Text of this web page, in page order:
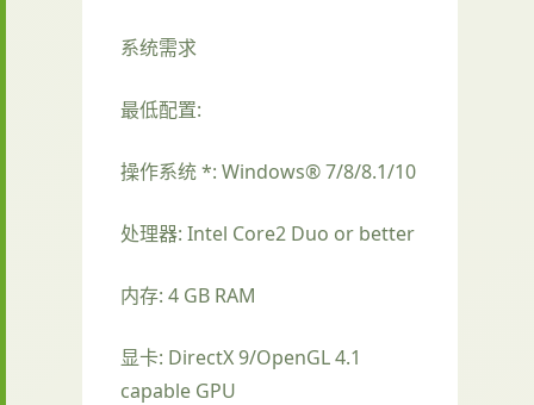
系统需求
最低配置:
操作系统 *: Windows® 7/8/8.1/10
处理器: Intel Core2 Duo or better
内存: 4 GB RAM
显卡: DirectX 9/OpenGL 4.1
capable GPU